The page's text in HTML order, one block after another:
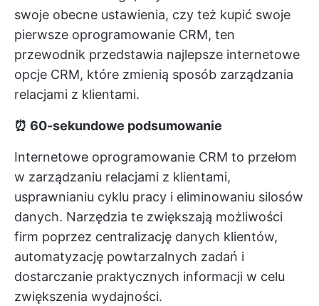
swoje obecne ustawienia, czy też kupić swoje
pierwsze oprogramowanie CRM, ten
przewodnik przedstawia najlepsze internetowe
opcje CRM, które zmienią sposób zarządzania
relacjami z klientami.
⏰ 60-sekundowe podsumowanie
Internetowe oprogramowanie CRM to przełom
w zarządzaniu relacjami z klientami,
usprawnianiu cyklu pracy i eliminowaniu silosów
danych. Narzędzia te zwiększają możliwości
firm poprzez centralizację danych klientów,
automatyzację powtarzalnych zadań i
dostarczanie praktycznych informacji w celu
zwiększenia wydajności.